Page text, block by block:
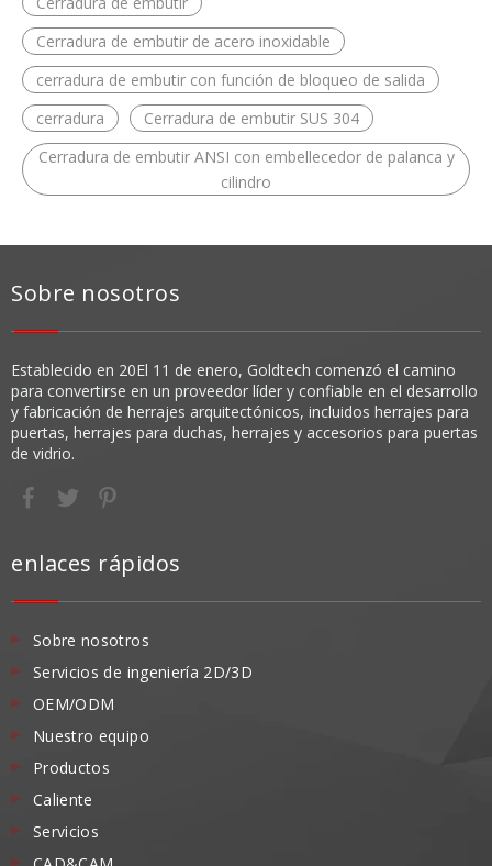
Cerradura de embutir de acero inoxidable
cerradura de embutir con función de bloqueo de salida
cerradura
Cerradura de embutir SUS 304
Cerradura de embutir ANSI con embellecedor de palanca y
cilindro
Sobre nosotros
Establecido en 20El 11 de enero, Goldtech comenzó el camino
para convertirse en un proveedor líder y confiable en el desarrollo
y fabricación de herrajes arquitectónicos, incluidos herrajes para
puertas, herrajes para duchas, herrajes y accesorios para puertas
de vidrio.
enlaces rápidos
Sobre nosotros
Servicios de ingeniería 2D/3D
OEM/ODM
Nuestro equipo
Productos
Caliente
Servicios